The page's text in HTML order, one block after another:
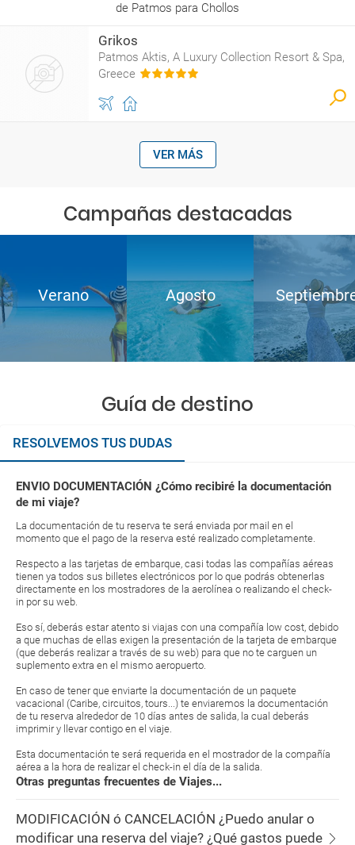
de Patmos para Chollos
Grikos
Patmos Aktis, A Luxury Collection Resort & Spa,
Greece
VER MÁS
Campañas destacadas
Verano Agosto
Guía de destino
RESOLVEMOS TUS DUDAS
ENVIO DOCUMENTACIÓN ¿Cómo recibiré la documentación
de mi viaje?
La documentación de tu reserva te será enviada por mail en el
momento que el pago de la reserva esté realizado completamente.
Respecto a las tarjetas de embarque, casi todas las compañías aéreas
tienen ya todos sus billetes electrónicos por lo que podrás obtenerlas
directamente en los mostradores de la aerolínea o realizando el check-
in por su web.
Eso sí, deberás estar atento si viajas con una compañía low cost, debido
a que muchas de ellas exigen la presentación de la tarjeta de embarque
(que deberás realizar a través de su web) para que no te carguen un
suplemento extra en el mismo aeropuerto.
En caso de tener que enviarte la documentación de un paquete
vacacional (Caribe, circuitos, tours...) te enviaremos la documentación
de tu reserva alrededor de 10 días antes de salida, la cual deberás
imprimir y llevar contigo en el viaje.
Esta documentación te será requerida en el mostrador de la compañía
aérea a la hora de realizar el check-in el día de la salida.
Otras preguntas frecuentes de Viajes...
MODIFICACIÓN ó CANCELACIÓN ¿Puedo anular o
modificar una reserva del viaje? ¿Qué gastos puede